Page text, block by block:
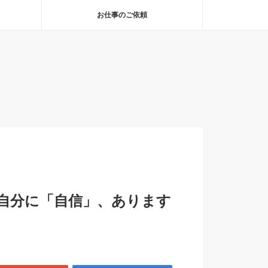
お仕事のご依頼
分に「自信」、あります